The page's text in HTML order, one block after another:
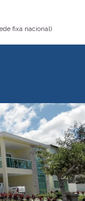
fixa nacional)